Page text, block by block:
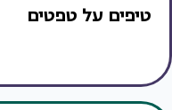
טיפים על טפטים